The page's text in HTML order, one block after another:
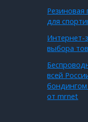
Резиновая
для
Интернет-
выбора
всей
бондингом
от mrnet